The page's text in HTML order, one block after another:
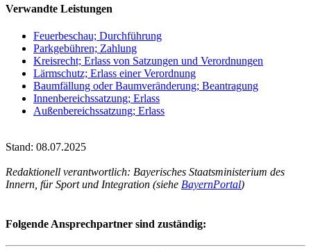
Verwandte Leistungen
Feuerbeschau; Durchführung
Parkgebühren; Zahlung
Kreisrecht; Erlass von Satzungen und Verordnungen
Lärmschutz; Erlass einer Verordnung
Baumfällung oder Baumveränderung; Beantragung
Innenbereichssatzung; Erlass
Außenbereichssatzung; Erlass
Stand: 08.07.2025
Redaktionell verantwortlich: Bayerisches Staatsministerium des
Innern, für Sport und Integration (siehe BayernPortal)
Folgende Ansprechpartner sind zuständig: